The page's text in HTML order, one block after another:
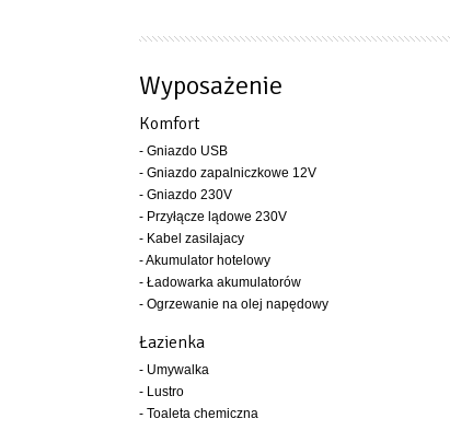
Wyposażenie
Komfort
- Gniazdo USB
- Gniazdo zapalniczkowe 12V
- Gniazdo 230V
- Przyłącze lądowe 230V
- Kabel zasilajacy
- Akumulator hotelowy
- Ładowarka akumulatorów
- Ogrzewanie na olej napędowy
Łazienka
- Umywalka
- Lustro
- Toaleta chemiczna